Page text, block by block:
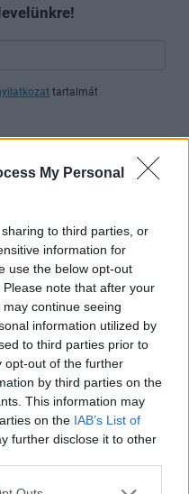
My Personal
to third parties, or
information for
use the below opt-out
note that after your
continue seeing
information utilized by
to third parties prior to
opt-out of the further
by third parties on the
This information may
on the IAB’s List of
further disclose it to other
one or more Google
tartalmát
zene és a nyár legjobb
(X)
strandröplabda-
#nyerd meg az életed